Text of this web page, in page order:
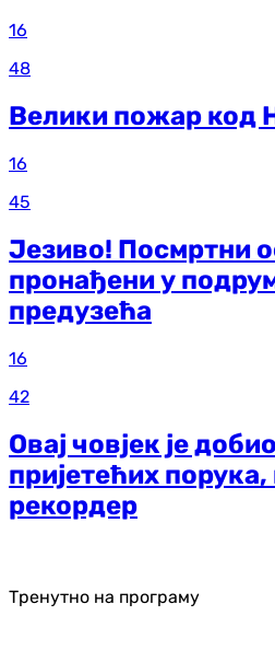
16
48
Велики пожар код
16
45
Језиво! Посмртни
пронађени у
предузећа
16
42
Овај човјек је
пријетећих порука,
рекордер
Тренутно на програму